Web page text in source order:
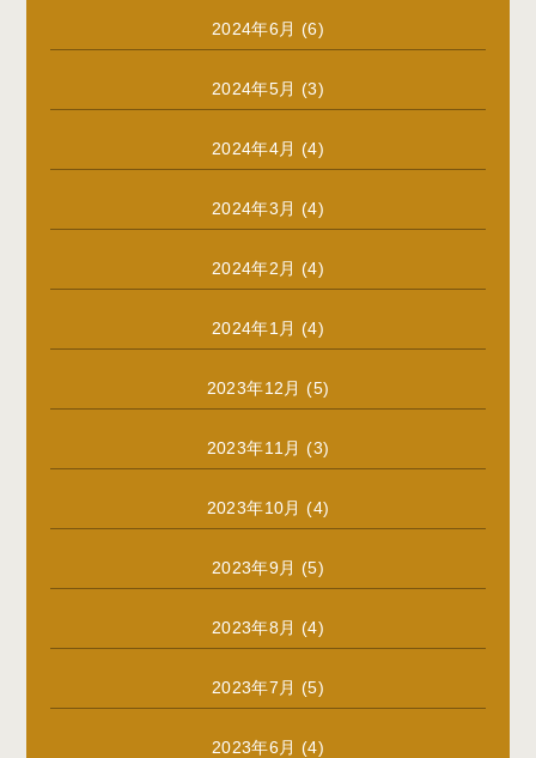
2024年6月 (6)
2024年5月 (3)
2024年4月 (4)
2024年3月 (4)
2024年2月 (4)
2024年1月 (4)
2023年12月 (5)
2023年11月 (3)
2023年10月 (4)
2023年9月 (5)
2023年8月 (4)
2023年7月 (5)
2023年6月 (4)